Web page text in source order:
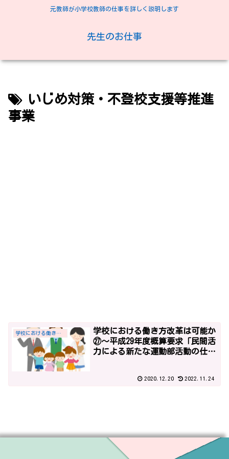
元教師が小学校教師の仕事を詳しく説明します
先生のお仕事
いじめ対策・不登校支援等推進
事業
学校における働き方改革
学校における働き方改革は可能か
㉗～平成29年度概算要求「民間活
力による新たな運動部活動の仕組
の改善計画」～2020.12.20 2022.11.24